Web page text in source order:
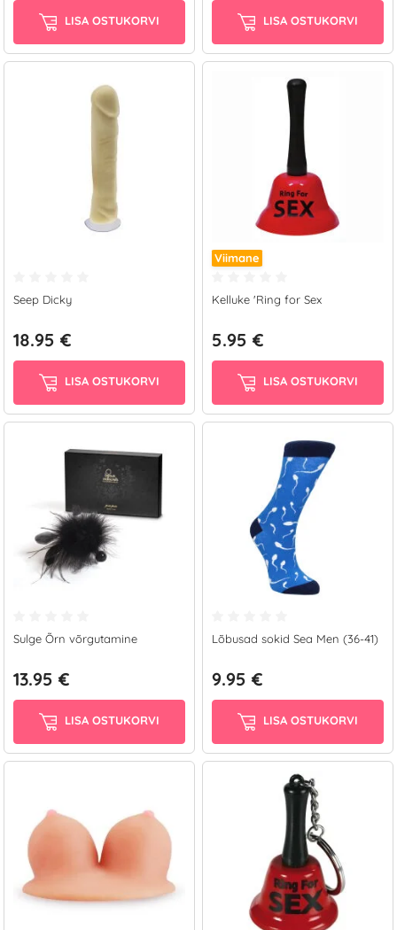
LISA OSTUKORVI LISA OSTUKORVI
Seep Dicky
18.95 €
LISA OSTUKORVI
Viimane
Kelluke 'Ring for Sex
5.95 €
LISA OSTUKORVI
Sulge Õrn võrgutamine
13.95 €
LISA OSTUKORVI
Lõbusad sokid Sea Men (36-41)
9.95 €
LISA OSTUKORVI